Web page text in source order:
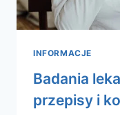
INFORMACJE
Badania
przepisy i